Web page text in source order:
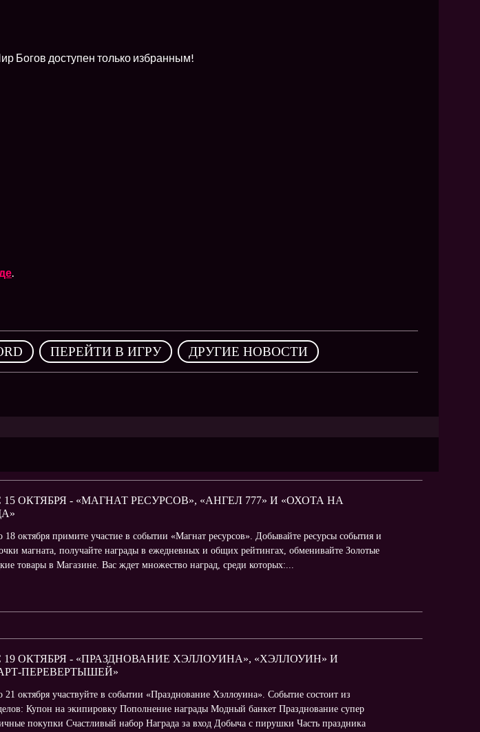
Богов доступен только избранным!
, ПЕРЕЙТИ В ИГРУ , ДРУГИЕ НОВОСТИ
ОКТЯБРЯ - «МАГНАТ РЕСУРСОВ», «АНГЕЛ 777» И «ОХОТА НА
октября примите участие в событии «Магнат ресурсов». Добывайте ресурсы события и
магната, получайте награды в ежедневных и общих рейтингах, обменивайте Золотые
товары в Магазине. Вас ждет множество наград, среди которых:...
ОКТЯБРЯ - «ПРАЗДНОВАНИЕ ХЭЛЛОУИНА», «ХЭЛЛОУИН» И
ПЕРЕВЕРТЫШЕЙ»
октября участвуйте в событии «Празднование Хэллоуина». Событие состоит из
Купон на экипировку Пополнение награды Модный банкет Празднование супер
покупки Счастливый набор Награда за вход Добыча с пирушки Часть праздника